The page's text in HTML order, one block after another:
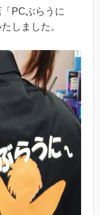
PCぶらうに
しました。